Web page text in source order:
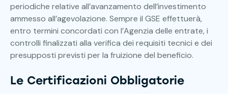
periodiche relative all’avanzamento dell’investimento
ammesso all’agevolazione. Sempre il GSE effettuerà,
entro termini concordati con l’Agenzia delle entrate, i
controlli finalizzati alla verifica dei requisiti tecnici e dei
presupposti previsti per la fruizione del beneficio.
Le Certificazioni Obbligatorie